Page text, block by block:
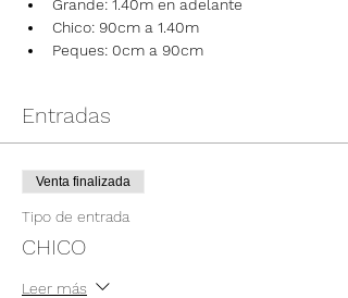
Grande: 1.40m en adelante
Chico: 90cm a 1.40m
Peques: 0cm a 90cm
Entradas
Venta finalizada
Tipo de entrada
CHICO
Leer más